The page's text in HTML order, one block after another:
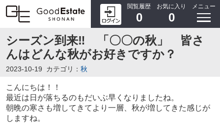
閲覧履歴
0
お気に入り
0
メニュー
シーズン到来‼ 「〇〇の秋」 皆さ
んはどんな秋がお好きですか？
2023-10-19 カテゴリ： 秋
こんにちは！！
最近は日が落ちるのもだいぶ早くなりましたね。
朝晩の寒さも増してきてより一層、秋が増してきた感じが
しますね。